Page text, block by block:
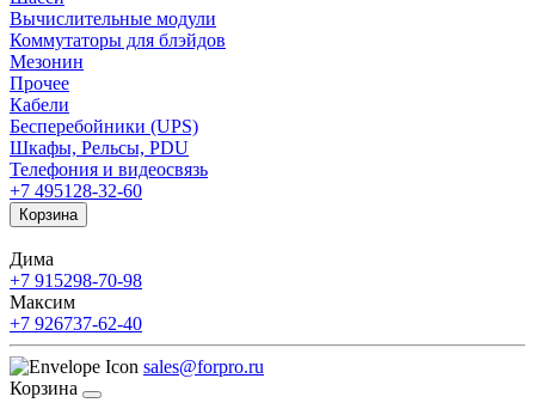
Вычислительные модули
Коммутаторы для блэйдов
Мезонин
Прочее
Кабели
Бесперебойники (UPS)
Шкафы, Рельсы, PDU
Телефония и видеосвязь
+7 495128-32-60
Корзина
Дима
+7 915298-70-98
Максим
+7 926737-62-40
sales@forpro.ru
Корзина